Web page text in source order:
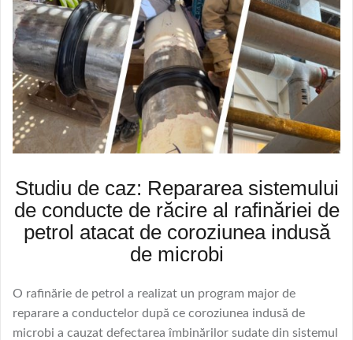
Studiu de caz: Repararea sistemului
de conducte de răcire al rafinăriei de
petrol atacat de coroziunea indusă
de microbi
O rafinărie de petrol a realizat un program major de
reparare a conductelor după ce coroziunea indusă de
microbi a cauzat defectarea îmbinărilor sudate din sistemul